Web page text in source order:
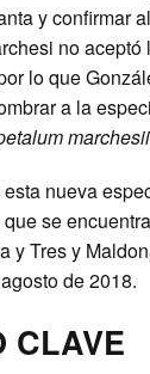
y confirmar
no
lo que
a la
marchesii
nueva
se
y Tres y
de 2018.
CLAVE